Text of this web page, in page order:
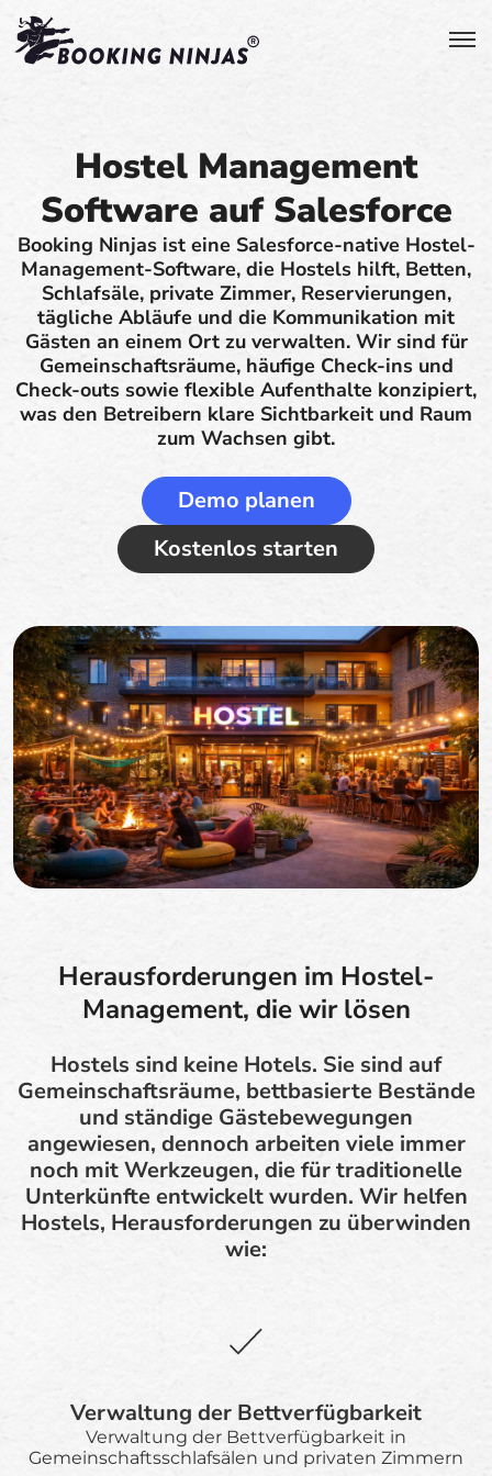
Hostel Management
Software auf Salesforce
Booking Ninjas ist eine Salesforce-native Hostel-
Management-Software, die Hostels hilft, Betten,
Schlafsäle, private Zimmer, Reservierungen,
tägliche Abläufe und die Kommunikation mit
Gästen an einem Ort zu verwalten. Wir sind für
Gemeinschaftsräume, häufige Check-ins und
Check-outs sowie flexible Aufenthalte konzipiert,
was den Betreibern klare Sichtbarkeit und Raum
zum Wachsen gibt.
Demo planen
Kostenlos starten
Herausforderungen im Hostel-
Management, die wir lösen
Hostels sind keine Hotels. Sie sind auf
Gemeinschaftsräume, bettbasierte Bestände
und ständige Gästebewegungen
angewiesen, dennoch arbeiten viele immer
noch mit Werkzeugen, die für traditionelle
Unterkünfte entwickelt wurden. Wir helfen
Hostels, Herausforderungen zu überwinden
wie:
Verwaltung der Bettverfügbarkeit
Verwaltung der Bettverfügbarkeit in
Gemeinschaftsschlafsälen und privaten Zimmern